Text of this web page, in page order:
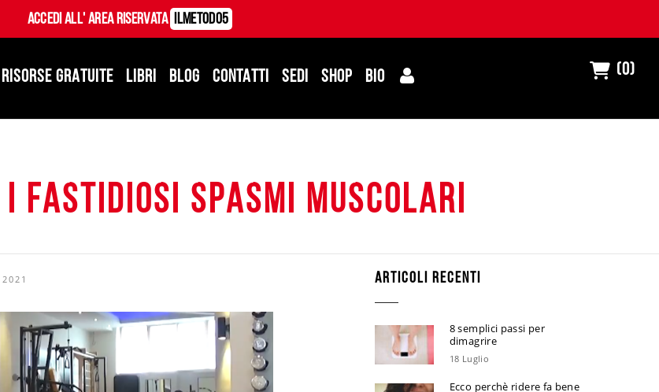
Accedi all' Area Riservata ILMetodo5
RISORSE GRATUITE LIBRI BLOG CONTATTI SEDI SHOP BIO (0)
i fastidiosi spasmi muscolari
ARTICOLI RECENTI
8 semplici passi per
dimagrire
18 Luglio
Ecco perchè ridere fa bene